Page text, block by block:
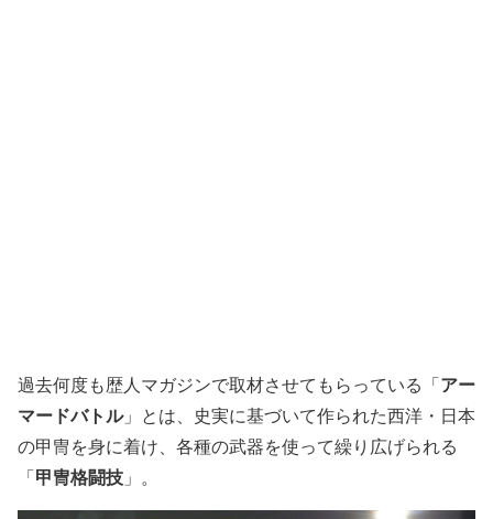
過去何度も歴人マガジンで取材させてもらっている「アー
マードバトル」とは、史実に基づいて作られた西洋・日本
の甲冑を身に着け、各種の武器を使って繰り広げられる
「甲冑格闘技 」。